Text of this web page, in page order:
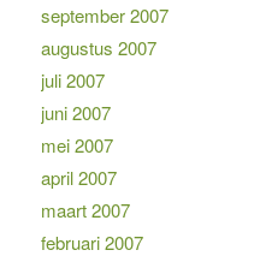
september 2007
augustus 2007
juli 2007
juni 2007
mei 2007
april 2007
maart 2007
februari 2007